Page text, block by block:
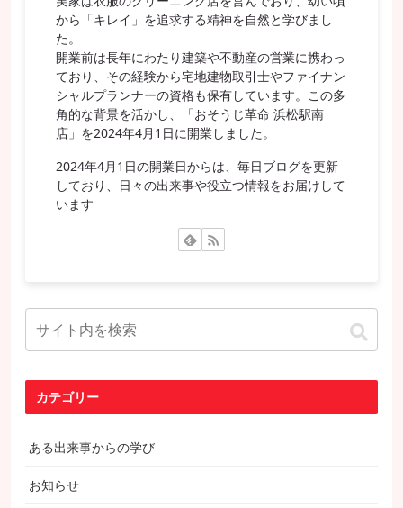
から「キレイ」を追求する精神を自然と学びまし
た。
開業前は長年にわたり建築や不動産の営業に携わっ
ており、その経験から宅地建物取引士やファイナン
シャルプランナーの資格も保有しています。この多
角的な背景を活かし、「おそうじ革命 浜松駅南
店」を2024年4月1日に開業しました。
2024年4月1日の開業日からは、毎日ブログを更新
しており、日々の出来事や役立つ情報をお届けして
います
カテゴリー
ある出来事からの学び
お知らせ